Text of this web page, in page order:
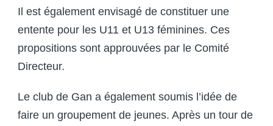
Il est également envisagé de constituer une
entente pour les U11 et U13 féminines. Ces
propositions sont approuvées par le Comité
Directeur.
Le club de Gan a également soumis l’idée de
faire un groupement de jeunes. Après un tour de